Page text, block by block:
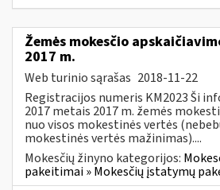
Žemės mokesčio
2017 m.
Web turinio sąrašas 2018-11-22
Registracijos numeris KM2023 Ši
2017 metais 2017 m. žemės
nuo visos mokestinės vertės
mokestinės vertės mažinimas)....
Mokesčių žinyno kategorijos:
pakeitimai » Mokesčių įstatymų